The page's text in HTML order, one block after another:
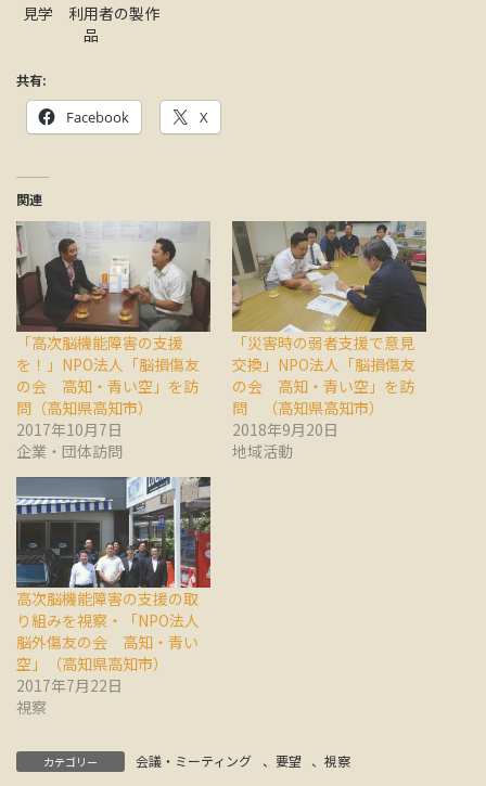
見学 利用者の製作
品
共有:
Facebook X
関連
「高次脳機能障害の支援
を！」NPO法人「脳損傷友
の会 高知・青い空」を訪
問（高知県高知市）
2017年10月7日
企業・団体訪問
「災害時の弱者支援で意見
交換」NPO法人「脳損傷友
の会 高知・青い空」を訪
問 （高知県高知市）
2018年9月20日
地域活動
高次脳機能障害の支援の取
り組みを視察・「NPO法人
脳外傷友の会 高知・青い
空」（高知県高知市）
2017年7月22日
視察
カテゴリー 会議・ミーティング 、 要望 、視察